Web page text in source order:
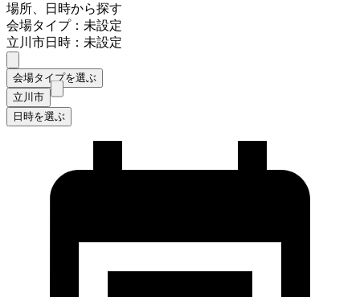
場所、日時から探す
会場タイプ：未設定
立川市日時：未設定
会場タイプを選ぶ
立川市
日時を選ぶ